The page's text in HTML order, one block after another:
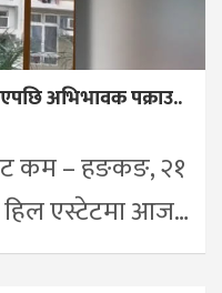
अभिभावक पक्राउ..
कम – हङकङ, २१
हिल एस्टेटमा आज…